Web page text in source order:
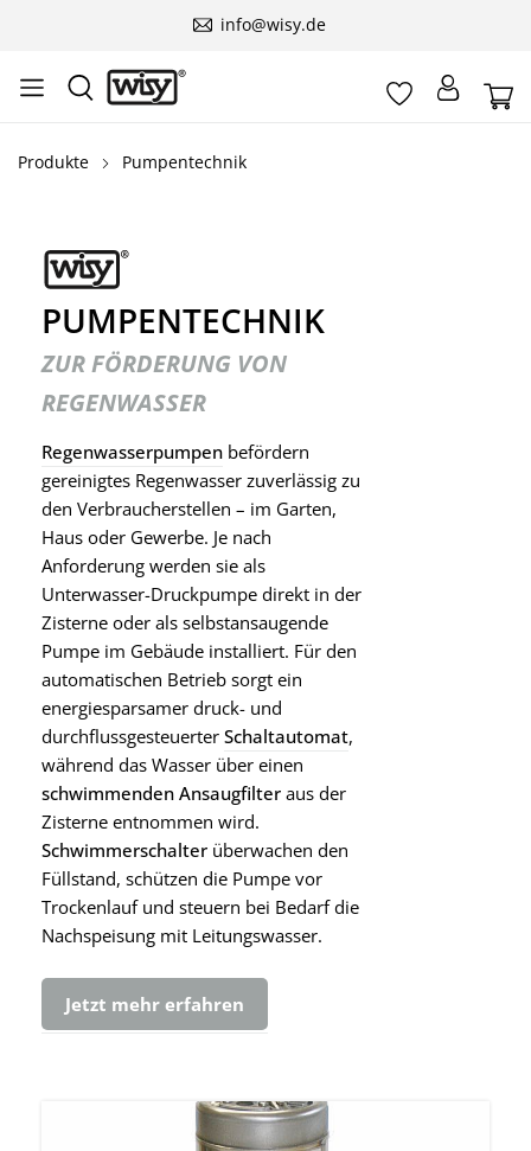
info@wisy.de
Produkte Pumpentechnik
PUMPENTECHNIK
ZUR FÖRDERUNG VON
REGENWASSER
Regenwasserpumpen befördern
gereinigtes Regenwasser zuverlässig zu
den Verbraucherstellen – im Garten,
Haus oder Gewerbe. Je nach
Anforderung werden sie als
Unterwasser-Druckpumpe direkt in der
Zisterne oder als selbstansaugende
Pumpe im Gebäude installiert. Für den
automatischen Betrieb sorgt ein
energiesparsamer druck- und
durchflussgesteuerter Schaltautomat,
während das Wasser über einen
schwimmenden Ansaugfilter aus der
Zisterne entnommen wird.
Schwimmerschalter überwachen den
Füllstand, schützen die Pumpe vor
Trockenlauf und steuern bei Bedarf die
Nachspeisung mit Leitungswasser.
Jetzt mehr erfahren